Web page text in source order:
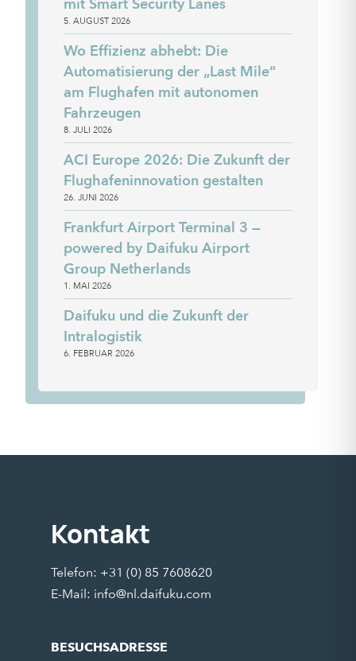
mit Smart Security Lanes
5. AUGUST 2026
Wo Effizienz abhebt: Die
Automatisierung der „Last Mile“
am Flughafen mit autonomen
Fahrzeugen
8. JULI 2026
ACI Europe 2026: Die Zukunft der
Flughafeninnovation gestalten
26. JUNI 2026
Frankfurt Airport Terminal 3 —
powered by Daifuku Airport
Group Netherlands
1. MAI 2026
Daifuku und die Zukunft der
Intralogistik
6. FEBRUAR 2026
Kontakt
Telefon: +31 (0) 85 7608620
E-Mail: info@nl.daifuku.com
BESUCHSADRESSE